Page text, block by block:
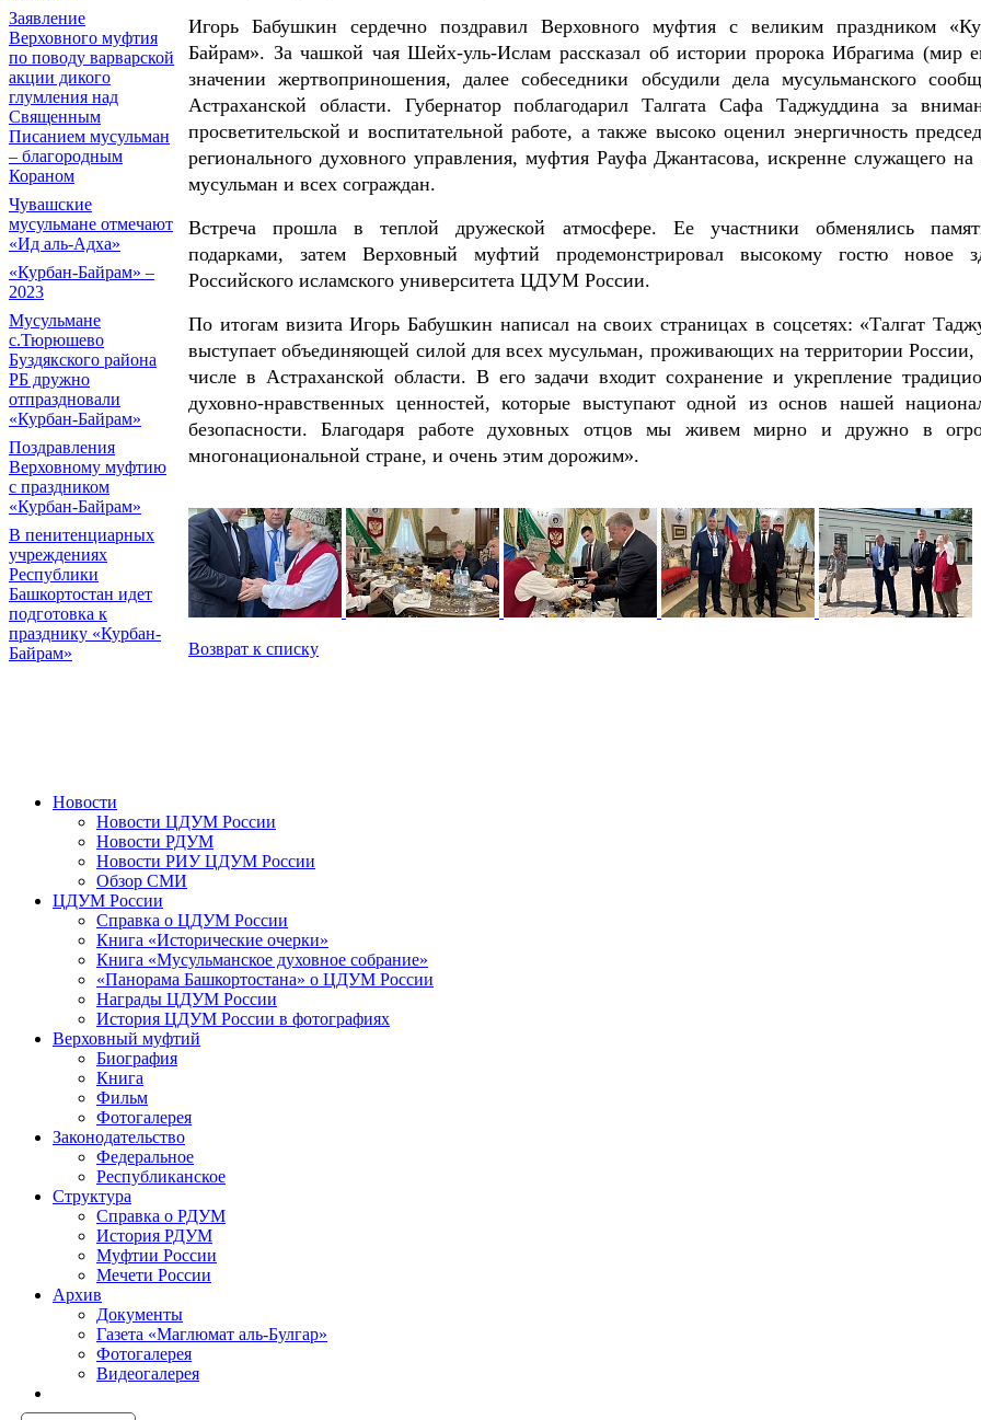
Заявление
Верховного муфтия
по поводу варварской
акции дикого
глумления над
Священным
Писанием мусульман
– благородным
Кораном
Чувашские
мусульмане отмечают
«Ид аль-Адха»
«Курбан-Байрам» –
2023
Мусульмане
с.Тюрюшево
Буздякского района
РБ дружно
отпраздновали
«Курбан-Байрам»
Поздравления
Верховному муфтию
с праздником
«Курбан-Байрам»
В пенитенциарных
учреждениях
Республики
Башкортостан идет
подготовка к
празднику «Курбан-
Байрам»
Игорь Бабушкин сердечно поздравил Верховного муфтия с великим праздником
Байрам». За чашкой чая Шейх-уль-Ислам рассказал об истории пророка Ибрагима (мир
значении жертвоприношения, далее собеседники обсудили дела мусульманского
Астраханской области. Губернатор поблагодарил Талгата Сафа Таджуддина за
просветительской и воспитательной работе, а также высоко оценил энергичность
регионального духовного управления, муфтия Рауфа Джантасова, искренне служащего на
мусульман и всех сограждан.
Встреча прошла в теплой дружеской атмосфере. Ее участники обменялись
подарками, затем Верховный муфтий продемонстрировал высокому гостю новое
Российского исламского университета ЦДУМ России.
По итогам визита Игорь Бабушкин написал на своих страницах в соцсетях: «Талгат
выступает объединяющей силой для всех мусульман, проживающих на территории России,
числе в Астраханской области. В его задачи входит сохранение и укрепление
духовно-нравственных ценностей, которые выступают одной из основ нашей
безопасности. Благодаря работе духовных отцов мы живем мирно и дружно в
многонациональной стране, и очень этим дорожим».
Возврат к списку
Новости
Новости ЦДУМ России
Новости РДУМ
Новости РИУ ЦДУМ России
Обзор СМИ
ЦДУМ России
Справка о ЦДУМ России
Книга «Исторические очерки»
Книга «Мусульманское духовное собрание»
«Панорама Башкортостана» о ЦДУМ России
Награды ЦДУМ России
История ЦДУМ России в фотографиях
Верховный муфтий
Биография
Книга
Фильм
Фотогалерея
Законодательство
Федеральное
Республиканское
Структура
Справка о РДУМ
История РДУМ
Муфтии России
Мечети России
Архив
Документы
Газета «Маглюмат аль-Булгар»
Фотогалерея
Видеогалерея